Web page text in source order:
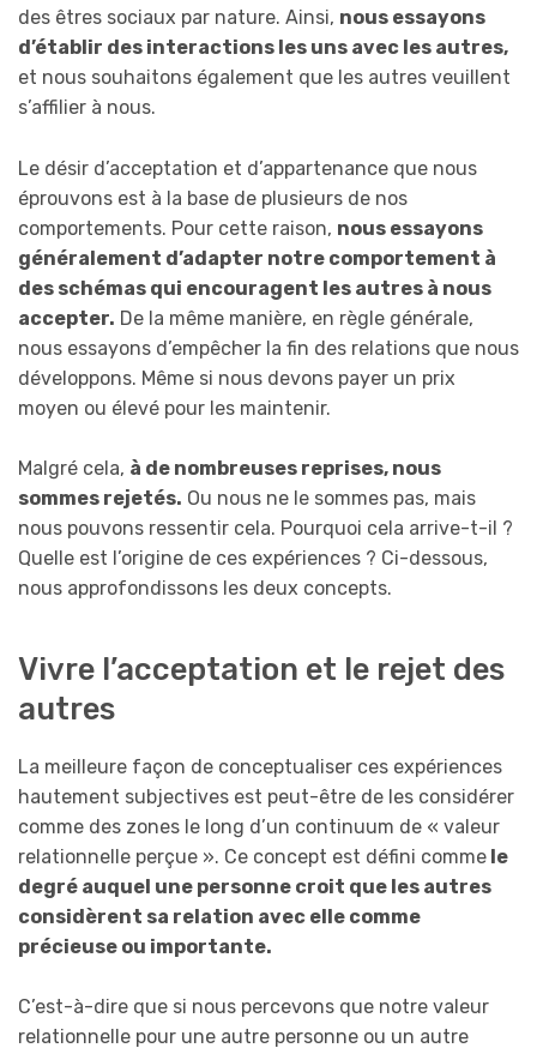
des êtres sociaux par nature. Ainsi, nous essayons
d’établir des interactions les uns avec les autres,
et nous souhaitons également que les autres veuillent
s’affilier à nous.
Le désir d’acceptation et d’appartenance que nous
éprouvons est à la base de plusieurs de nos
comportements. Pour cette raison, nous essayons
généralement d’adapter notre comportement à
des schémas qui encouragent les autres à nous
accepter. De la même manière, en règle générale,
nous essayons d’empêcher la fin des relations que nous
développons. Même si nous devons payer un prix
moyen ou élevé pour les maintenir.
Malgré cela, à de nombreuses reprises, nous
sommes rejetés. Ou nous ne le sommes pas, mais
nous pouvons ressentir cela. Pourquoi cela arrive-t-il ?
Quelle est l’origine de ces expériences ? Ci-dessous,
nous approfondissons les deux concepts.
Vivre l’acceptation et le rejet des
autres
La meilleure façon de conceptualiser ces expériences
hautement subjectives est peut-être de les considérer
comme des zones le long d’un continuum de « valeur
relationnelle perçue ». Ce concept est défini comme le
degré auquel une personne croit que les autres
considèrent sa relation avec elle comme
précieuse ou importante.
C’est-à-dire que si nous percevons que notre valeur
relationnelle pour une autre personne ou un autre